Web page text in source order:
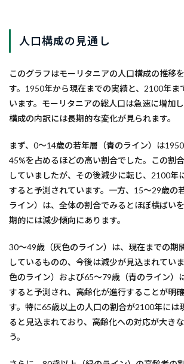
人口構成の見通し
このグラフはモーリタニアの人口構成の推移
す。1950年から現在までの実績と、2100年ま
います。モーリタニアの総人口は急速に増加
構成の内訳には長期的な変化が見られます。
まず、0～14歳の若年層（青のライン）は
45%を占めるほどの高い割合でした。この割
していましたが、その後減少に転じ、2100年
すると予測されています。一方、15～29歳の
ライン）は、全体の割合でみるとほぼ横ばい
期的には減少傾向にあります。
30～49歳（灰色のライン）は、現在までの期
しているものの、今後は減少が見込まれてい
色のライン）および65～79歳（青のライン）
すると予測され、高齢化が進行することが明
す。特に65歳以上の人口の割合が2100年には
ると見込まれており、高齢化への対応が大き
う。